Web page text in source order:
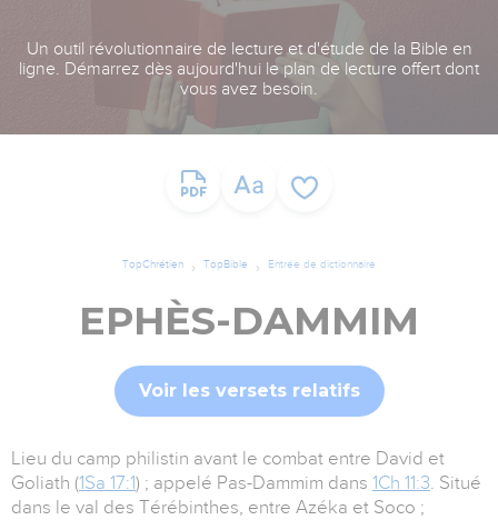
Un outil révolutionnaire de lecture et d'étude de la Bible en
ligne. Démarrez dès aujourd'hui le plan de lecture offert dont
vous avez besoin.
TopChrétien TopBible Entrée de dictionnaire
EPHÈS-DAMMIM
Voir les versets relatifs
Lieu du camp philistin avant le combat entre David et
Goliath (1Sa 17:1) ; appelé Pas-Dammim dans 1Ch 11:3. Situé
dans le val des Térébinthes, entre Azéka et Soco ;